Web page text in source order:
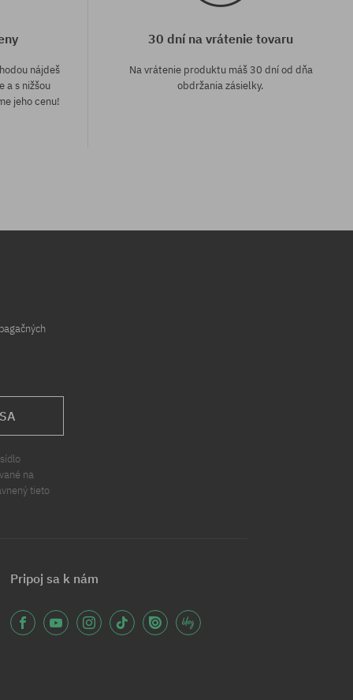
nájdeš
a s nižšou
jeho cenu!
30 dní na vrátenie tovaru
Na vrátenie produktu máš 30 dní od dňa
obdržania zásielky.
na
tieto
Pripoj sa k nám